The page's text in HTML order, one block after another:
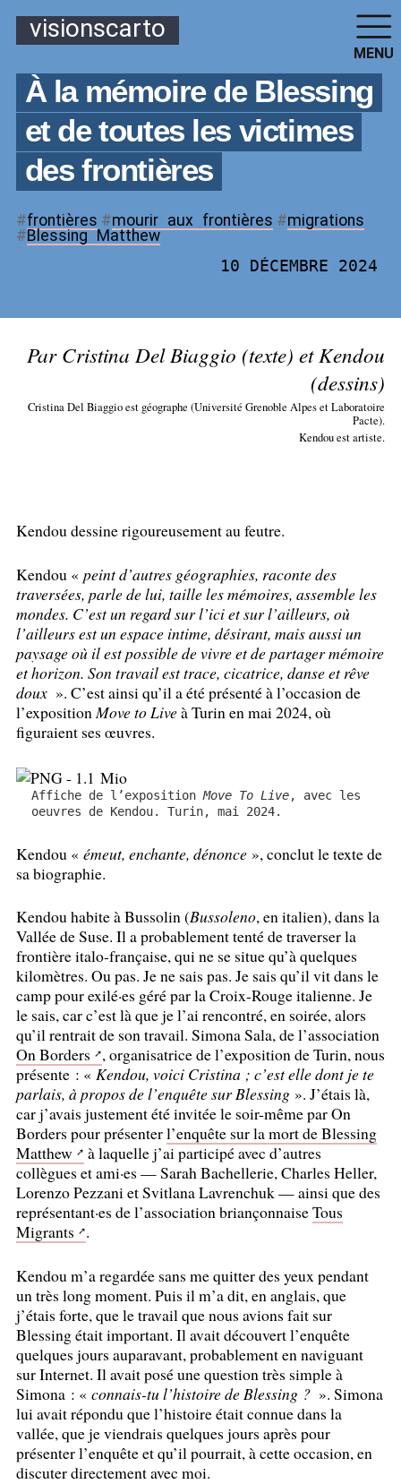
visionscarto
MENU
À la mémoire de Blessing
et de toutes les victimes
des frontières
#frontières #mourir_ aux frontières #migrations
#Blessing_Matthew
10 DÉCEMBRE 2024
Par Cristina Del Biaggio (texte) et Kendou
(dessins)
Cristina Del Biaggio est géographe (Université Grenoble Alpes et Laboratoire
Pacte).
Kendou est artiste.
Kendou dessine rigoureusement au feutre.
Kendou « peint d’autres géographies, raconte des
traversées, parle de lui, taille les mémoires, assemble les
mondes. C’est un regard sur l’ici et sur l’ailleurs, où
l’ailleurs est un espace intime, désirant, mais aussi un
paysage où il est possible de vivre et de partager mémoire
et horizon. Son travail est trace, cicatrice, danse et rêve
doux ». C’est ainsi qu’il a été présenté à l’occasion de
l’expositionMove to Liveà Turin en mai 2024, où
figuraient ses œuvres.
Affiche de l’expositionMove To Live, avec les
oeuvres de Kendou. Turin, mai 2024.
Kendou « émeut, enchante, dénonce », conclut le texte de
sa biographie.
Kendou habite à Bussolin (Bussoleno, en italien), dans la
Vallée de Suse. Il a probablement tenté de traverser la
frontière italo-française, qui ne se situe qu’à quelques
kilomètres. Ou pas. Je ne sais pas. Je sais qu’il vit dans le
camp pour exilé·es géré par la Croix-Rouge italienne. Je
le sais, car c’est là que je l’ai rencontré, en soirée, alors
qu’il rentrait de son travail. Simona Sala, de l’association
On Borders
, organisatrice de l’exposition de Turin, nous
présente : « Kendou, voici Cristina ; c’est elle dont je te
parlais, à propos de l’enquête sur Blessing ». J’étais là,
car j’avais justement été invitée le soir-même par On
Borders pour présenterl’enquête sur la mort de Blessing
Matthew
à laquelle j’ai participé avec d’autres
collègues et ami·es — Sarah Bachellerie, Charles Heller,
Lorenzo Pezzani et Svitlana Lavrenchuk — ainsi que des
représentant·es de l’association briançonnaiseTous
Migrants
.
Kendou m’a regardée sans me quitter des yeux pendant
un très long moment. Puis il m’a dit, en anglais, que
j’étais forte, que le travail que nous avions fait sur
Blessing était important. Il avait découvert l’enquête
quelques jours auparavant, probablement en naviguant
sur Internet. Il avait posé une question très simple à
Simona : « connais-tu l’histoire de Blessing ? ». Simona
lui avait répondu que l’histoire était connue dans la
vallée, que je viendrais quelques jours après pour
présenter l’enquête et qu’il pourrait, à cette occasion, en
discuter directement avec moi.